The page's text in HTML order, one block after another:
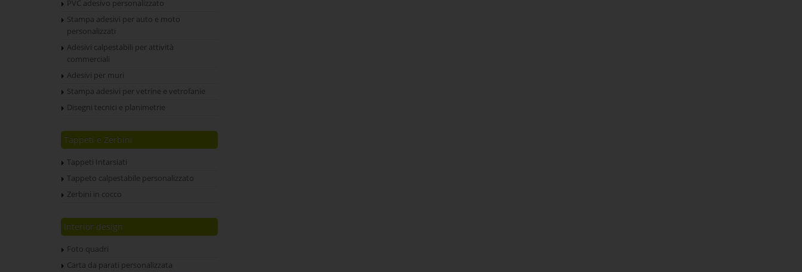
PVC adesivo personalizzato
Stampa adesivi per auto e moto
personalizzati
Adesivi calpestabili per attività
commerciali
Adesivi per muri
Stampa adesivi per vetrine e vetrofanie
Disegni tecnici e planimetrie
Tappeti e Zerbini
Tappeti Intarsiati
Tappeto calpestabile personalizzato
Zerbini in cocco
Interior design
Foto quadri
Carta da parati personalizzata